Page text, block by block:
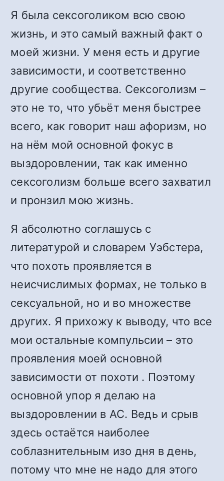
Я была сексоголиком всю свою
жизнь, и это самый важный факт о
моей жизни. У меня есть и другие
зависимости, и соответственно
другие сообщества. Сексоголизм –
это не то, что убьёт меня быстрее
всего, как говорит наш афоризм, но
на нём мой основной фокус в
выздоровлении, так как именно
сексоголизм больше всего захватил
и пронзил мою жизнь.
Я абсолютно соглашусь с
литературой и словарем Уэбстера,
что похоть проявляется в
неисчислимых формах, не только в
сексуальной, но и во множестве
других. Я прихожу к выводу, что все
мои остальные компульсии – это
проявления моей основной
зависимости от похоти . Поэтому
основной упор я делаю на
выздоровлении в АС. Ведь и срыв
здесь остаётся наиболее
соблазнительным изо дня в день,
потому что мне не надо для этого